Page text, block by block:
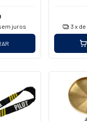
juros
3 x de